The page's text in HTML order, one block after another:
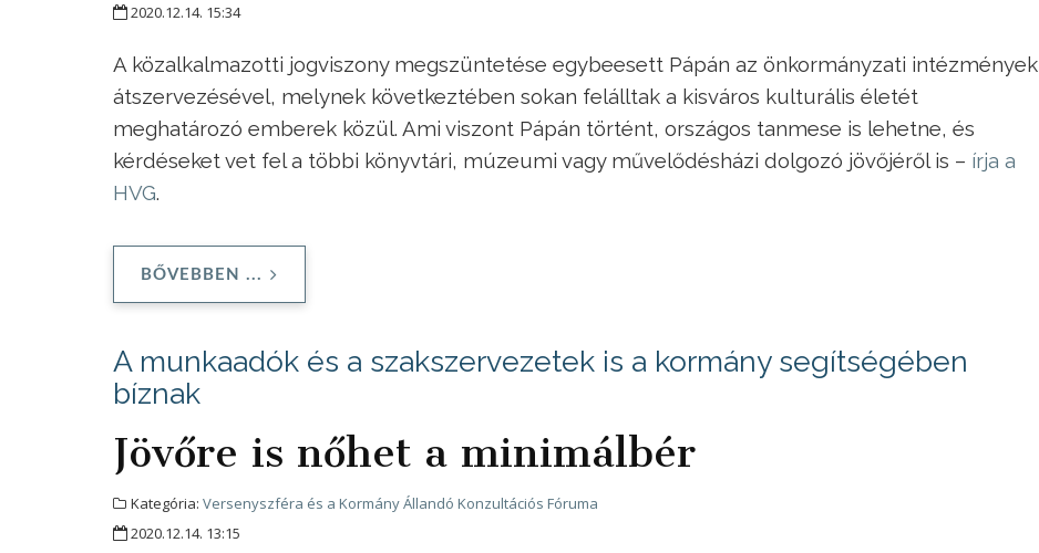
2020.12.14. 15:34
A közalkalmazotti jogviszony megszüntetése egybeesett Pápán az önkormányzati intézmények
átszervezésével, melynek következtében sokan felálltak a kisváros kulturális életét
meghatározó emberek közül. Ami viszont Pápán történt, országos tanmese is lehetne, és
kérdéseket vet fel a többi könyvtári, múzeumi vagy művelődésházi dolgozó jövőjéről is – írja a
HVG.
BŐVEBBEN ...
A munkaadók és a szakszervezetek is a kormány segítségében
bíznak
Jövőre is nőhet a minimálbér
Kategória: Versenyszféra és a Kormány Állandó Konzultációs Fóruma
2020.12.14. 13:15